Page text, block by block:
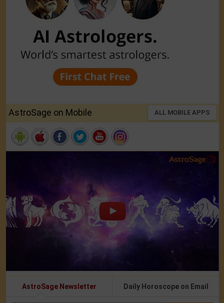
AstroSage on Mobile ALL MOBILE APPS
AstroSage Newsletter Daily Horoscope on Email